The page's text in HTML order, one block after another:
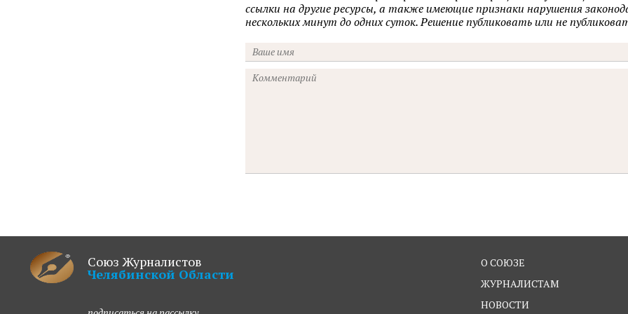
ссылки на другие ресурсы, а также имеющие признаки нарушения
нескольких минут до одних суток. Решение публиковать или не
Союз Журналистов
Челябинской Области
О СОЮЗЕ
ЖУРНАЛИСТАМ
НОВОСТИ